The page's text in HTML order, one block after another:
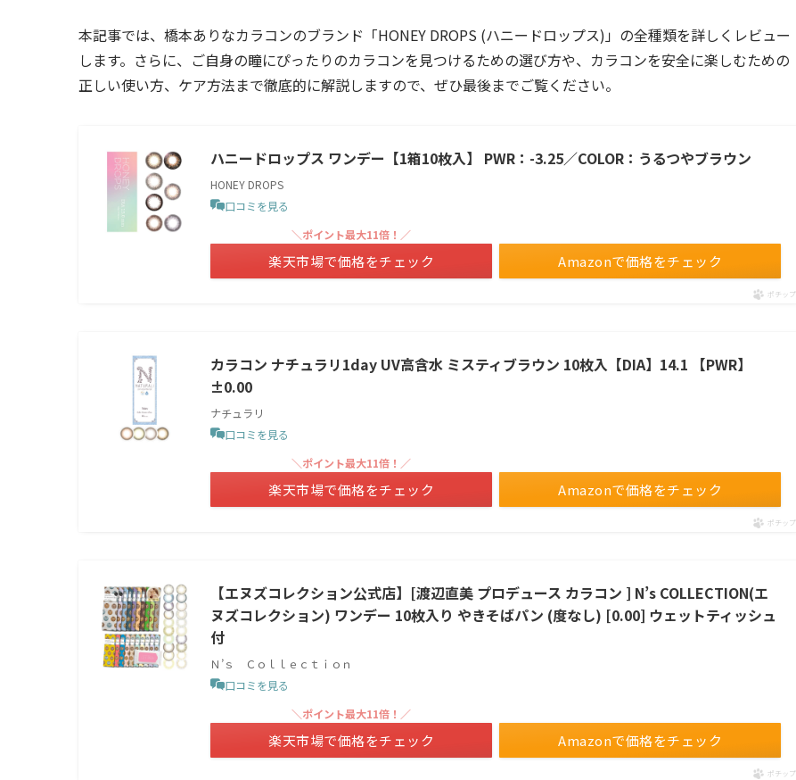
本記事では、橋本ありなカラコンのブランド「HONEY DROPS (ハニードロップス)」の全種類を詳しくレビュー
します。さらに、ご自身の瞳にぴったりのカラコンを見つけるための選び方や、カラコンを安全に楽しむための
正しい使い方、ケア方法まで徹底的に解説しますので、ぜひ最後までご覧ください。
ハニードロップス ワンデー【1箱10枚入】 PWR：-3.25／COLOR：うるつやブラウン
HONEY DROPS
口コミを見る
Amazonで価格をチェック
＼ポイント最大11倍！／
楽天市場で価格をチェック
ポチップ
カラコン ナチュラリ1day UV高含水 ミスティブラウン 10枚入【DIA】14.1 【PWR】
±0.00
ナチュラリ
口コミを見る
Amazonで価格をチェック
＼ポイント最大11倍！／
楽天市場で価格をチェック
ポチップ
【エヌズコレクション公式店】[渡辺直美 プロデュース カラコン ] N’s COLLECTION(エ
ヌズコレクション) ワンデー 10枚入り やきそばパン (度なし) [0.00] ウェットティッシュ
付
Ｎ’ｓ Ｃｏｌｌｅｃｔｉｏｎ
口コミを見る
Amazonで価格をチェック
＼ポイント最大11倍！／
楽天市場で価格をチェック
ポチップ